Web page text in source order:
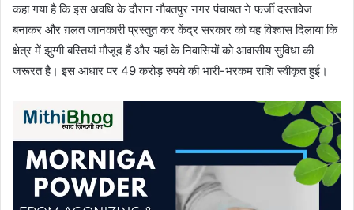
कहा गया है कि इस अवधि के दौरान नौबतपुर नगर पंचायत ने फर्जी दस्तावेज
बनाकर और ग़लत जानकारी प्रस्तुत कर केंद्र सरकार को यह विश्वास दिलाया कि
क्षेत्र में झुग्गी बस्तियां मौजूद हैं और यहां के निवासियों को आवासीय सुविधा की
जरूरत है। इस आधार पर 49 करोड़ रुपये की भारी-भरकम राशि स्वीकृत हुई।